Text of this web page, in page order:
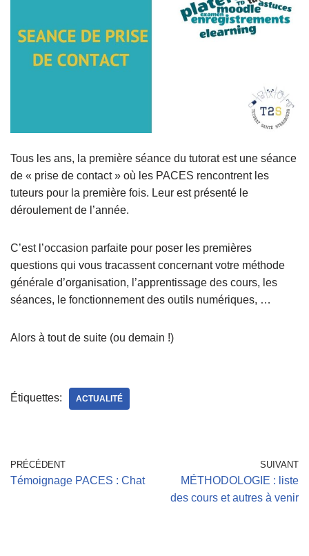
Tous les ans, la première séance du tutorat est une séance
de « prise de contact » où les PACES rencontrent les
tuteurs pour la première fois. Leur est présenté le
déroulement de l’année.
C’est l’occasion parfaite pour poser les premières
questions qui vous tracassent concernant votre méthode
générale d’organisation, l’apprentissage des cours, les
séances, le fonctionnement des outils numériques, …
Alors à tout de suite (ou demain !)
Étiquettes: ACTUALITÉ
PRÉCÉDENT
Témoignage PACES : Chat
SUIVANT
MÉTHODOLOGIE : liste
des cours et autres à venir